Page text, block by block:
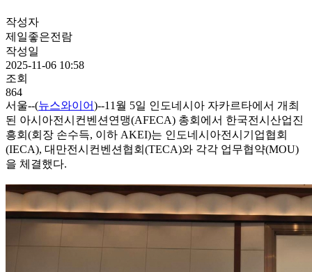
작성자
제일좋은전람
작성일
2025-11-06 10:58
조회
864
서울--(뉴스와이어)--11월 5일 인도네시아 자카르타에서 개최
된 아시아전시컨벤션연맹(AFECA) 총회에서 한국전시산업진
흥회(회장 손수득, 이하 AKEI)는 인도네시아전시기업협회
(IECA), 대만전시컨벤션협회(TECA)와 각각 업무협약(MOU)
을 체결했다.